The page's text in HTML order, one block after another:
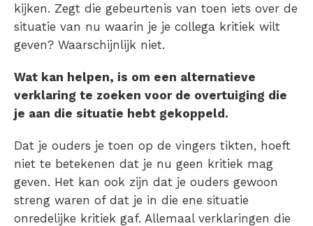
kijken. Zegt die gebeurtenis van toen iets over de
situatie van nu waarin je je collega kritiek wilt
geven? Waarschijnlijk niet.
Wat kan helpen, is om een alternatieve
verklaring te zoeken voor de overtuiging die
je aan die situatie hebt gekoppeld.
Dat je ouders je toen op de vingers tikten, hoeft
niet te betekenen dat je nu geen kritiek mag
geven. Het kan ook zijn dat je ouders gewoon
streng waren of dat je in die ene situatie
onredelijke kritiek gaf. Allemaal verklaringen die